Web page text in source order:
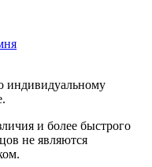
индивидуальному
и более быстрого
не являются